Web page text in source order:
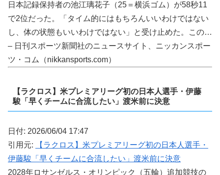
日本記録保持者の池江璃花子（25＝横浜ゴム）が58秒11
で2位だった。「タイム的にはもちろんいいわけではない
し、体の状態もいいわけではない」と受け止めた。この…
– 日刊スポーツ新聞社のニュースサイト、ニッカンスポー
ツ・コム（nikkansports.com）
【ラクロス】米プレミアリーグ初の日本人選手・伊藤
駿「早くチームに合流したい」渡米前に決意
日付: 2026/06/04 17:47
引用元:
【ラクロス】米プレミアリーグ初の日本人選手・
伊藤駿「早くチームに合流したい」渡米前に決意
2028年ロサンゼルス・オリンピック（五輪）追加競技の